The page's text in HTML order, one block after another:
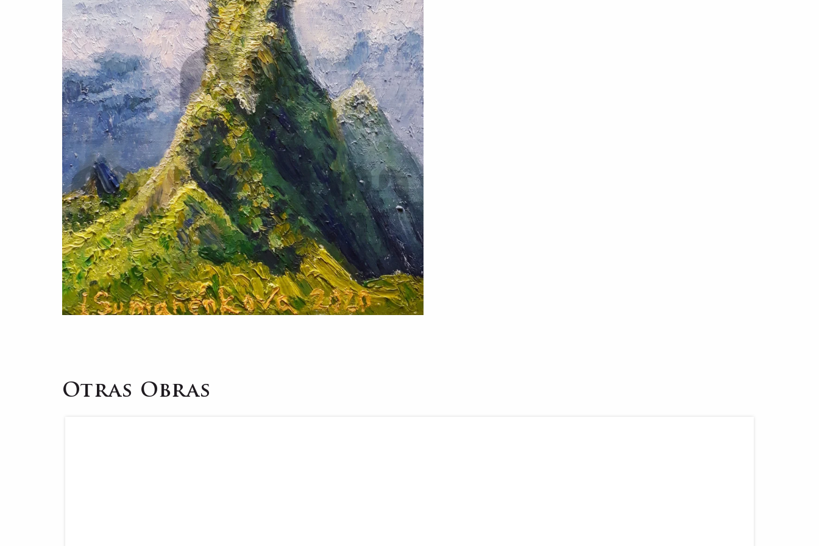
Otras Obras